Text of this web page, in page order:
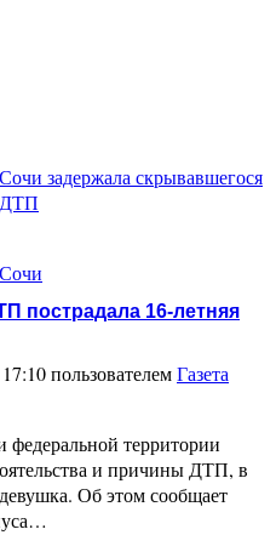
задержала скрывавшегося
ДТП
пострадала 16-летняя
пользователемГазета
территории
и причины ДТП, в
Об этом сообщает